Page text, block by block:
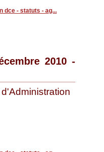
dce - statuts - ag...
2010 -